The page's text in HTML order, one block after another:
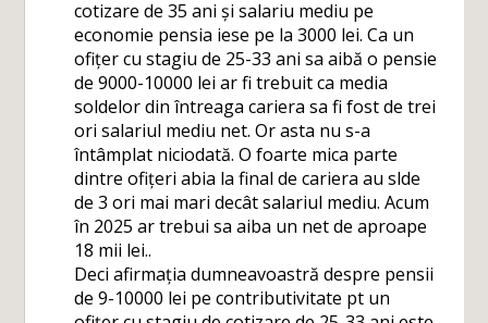
cotizare de 35 ani și salariu mediu pe
economie pensia iese pe la 3000 lei. Ca un
ofițer cu stagiu de 25-33 ani sa aibă o pensie
de 9000-10000 lei ar fi trebuit ca media
soldelor din întreaga cariera sa fi fost de trei
ori salariul mediu net. Or asta nu s-a
întâmplat niciodată. O foarte mica parte
dintre ofițeri abia la final de cariera au slde
de 3 ori mai mari decât salariul mediu. Acum
în 2025 ar trebui sa aiba un net de aproape
18 mii lei..
Deci afirmația dumneavoastră despre pensii
de 9-10000 lei pe contributivitate pt un